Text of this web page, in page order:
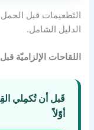
التَطعيمات قبل
الدليل الشامل.
اللقاحات الإلزاميّة
قَبل أن تُكمِلي
أوّلاً